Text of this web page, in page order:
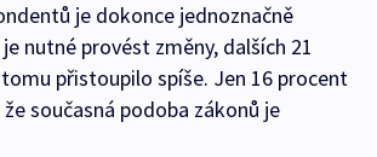
je dokonce jednoznačně
nutné provést změny, dalších 21
přistoupilo spíše. Jen 16 procent
současná podoba zákonů je